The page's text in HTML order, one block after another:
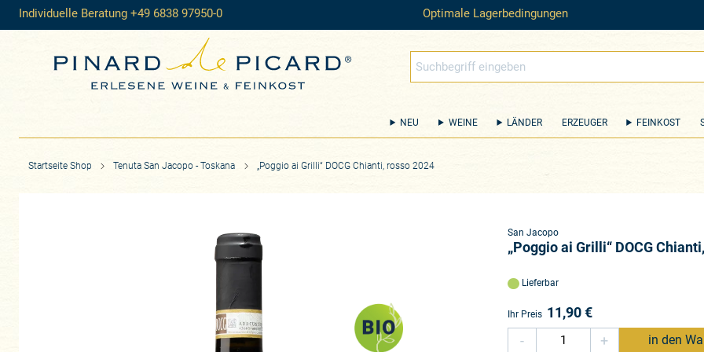
Individuelle Beratung +49 6838 97950-0 Optimale Lagerbedingungen
NEU WEINE LÄNDER ERZEUGER FEINKOST
Startseite Shop Tenuta San Jacopo - Toskana „Poggio ai Grilli“ DOCG Chianti, rosso 2024
San Jacopo
„Poggio ai Grilli“ DOCG
Lieferbar
Ihr Preis 11,90€
-
+ in den